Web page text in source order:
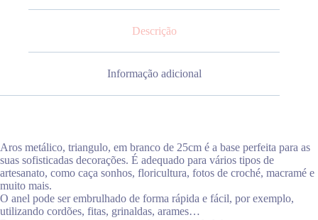
Descrição
Informação adicional
Aros metálico, triangulo, em branco de 25cm é a base perfeita para as
suas sofisticadas decorações. É adequado para vários tipos de
artesanato, como caça sonhos, floricultura, fotos de croché, macramé e
muito mais.
O anel pode ser embrulhado de forma rápida e fácil, por exemplo,
utilizando cordões, fitas, grinaldas, arames…